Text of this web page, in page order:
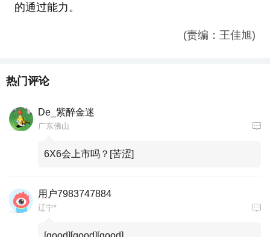
的通过能力。
(责编：王佳旭)
热门评论
De_紫醉金迷
广东佛山
6X6会上市吗？[苦涩]
用户7983747884
辽宁*